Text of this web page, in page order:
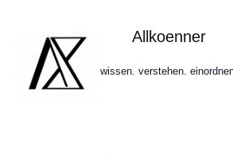
Allkoenner
wissen. verstehen.